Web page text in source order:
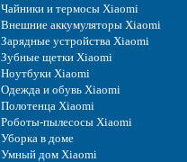
Чайники и термосы Xiaomi
Внешние аккумуляторы Xiaomi
Зарядные устройства Xiaomi
Зубные щетки Xiaomi
Ноутбуки Xiaomi
Одежда и обувь Xiaomi
Полотенца Xiaomi
Роботы-пылесосы Xiaomi
Уборка в доме
Умный дом Xiaomi